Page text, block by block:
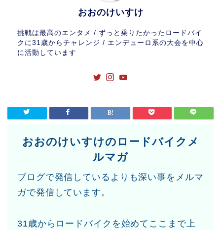
おおのけいすけ
挑戦は最高のエンタメ / ずっと乗りたかったロードバイ
クに31歳からチャレンジ / エンデューロ系の大会を中心
に活動しています
おおのけいすけのロードバイクメ
ルマガ
ブログで発信しているよりも深い事をメルマ
ガで発信しています。
31歳からロードバイクを始めてここまで上